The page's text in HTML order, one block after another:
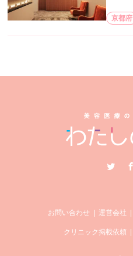
京都府
Instagram
お問い合わせ 運営会社
クリニック掲載依頼